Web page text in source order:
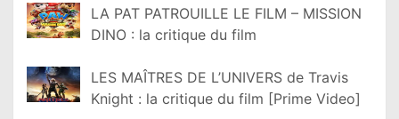
LA PAT PATROUILLE LE FILM – MISSION
DINO : la critique du film
LES MAÎTRES DE L’UNIVERS de Travis
Knight : la critique du film [Prime Video]